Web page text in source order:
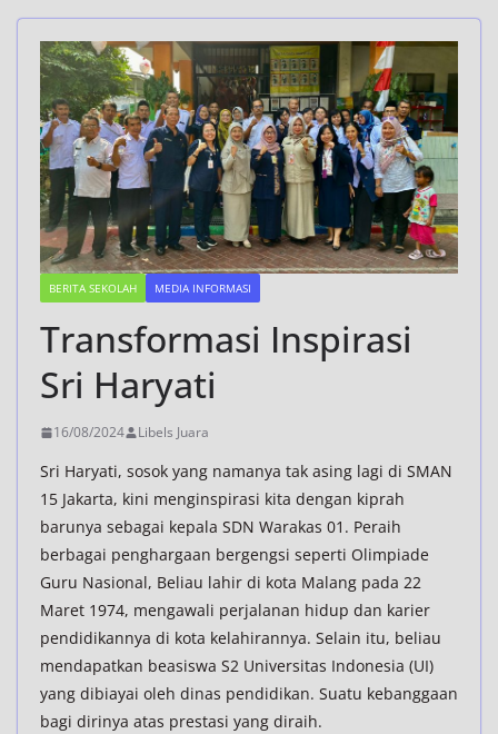
BERITA SEKOLAH MEDIA INFORMASI
Transformasi Inspirasi
Sri Haryati
16/08/2024 Libels Juara
Sri Haryati, sosok yang namanya tak asing lagi di SMAN
15 Jakarta, kini menginspirasi kita dengan kiprah
barunya sebagai kepala SDN Warakas 01. Peraih
berbagai penghargaan bergengsi seperti Olimpiade
Guru Nasional, Beliau lahir di kota Malang pada 22
Maret 1974, mengawali perjalanan hidup dan karier
pendidikannya di kota kelahirannya. Selain itu, beliau
mendapatkan beasiswa S2 Universitas Indonesia (UI)
yang dibiayai oleh dinas pendidikan. Suatu kebanggaan
bagi dirinya atas prestasi yang diraih.